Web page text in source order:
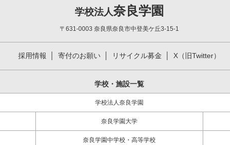
学校法人奈良学園
〒631-0003 奈良県奈良市中登美ケ丘3-15-1
採用情報 寄付のお願い リサイクル募金 X（旧Twitter）
学校・施設一覧
学校法人奈良学園
奈良学園大学
奈良学園中学校・高等学校